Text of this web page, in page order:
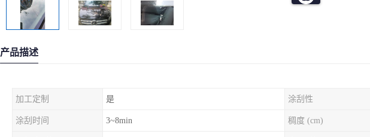
产品描述
加工定制 是 涂刮性
涂刮时间 3~8min 稠度 (cm)